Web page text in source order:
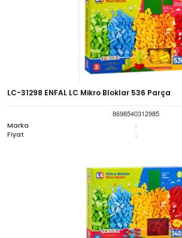
LC-31298 ENFAL LC Mikro Bloklar 536 Parça
8698540312985
Marka
:
Fiyat :